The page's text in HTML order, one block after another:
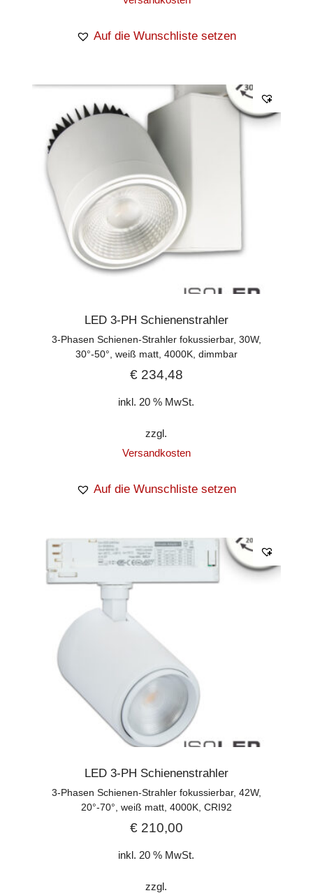
Auf die Wunschliste setzen
LED 3-PH Schienenstrahler
3-Phasen Schienen-Strahler fokussierbar, 30W,
30°-50°, weiß matt, 4000K, dimmbar
€234,48
inkl. 20 % MwSt.
zzgl.
Versandkosten
Auf die Wunschliste setzen
LED 3-PH Schienenstrahler
3-Phasen Schienen-Strahler fokussierbar, 42W,
20°-70°, weiß matt, 4000K, CRI92
€210,00
inkl. 20 % MwSt.
zzgl.